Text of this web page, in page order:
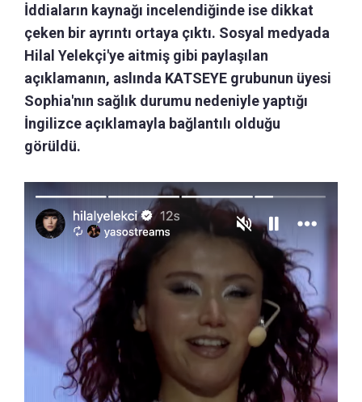
İddiaların kaynağı incelendiğinde ise dikkat
çeken bir ayrıntı ortaya çıktı. Sosyal medyada
Hilal Yelekçi'ye aitmiş gibi paylaşılan
açıklamanın, aslında KATSEYE grubunun üyesi
Sophia'nın sağlık durumu nedeniyle yaptığı
İngilizce açıklamayla bağlantılı olduğu
görüldü.